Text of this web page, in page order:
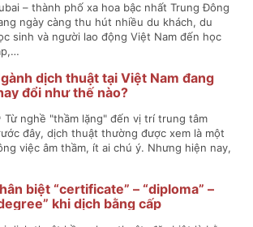
– thành phố xa hoa bậc nhất Trung Đông
ngày càng thu hút nhiều du khách, du
sinh và người lao động Việt Nam đến học
dịch thuật tại Việt Nam đang
đổi như thế nào?
Từ nghề "thầm lặng" đến vị trí trung tâm
đây, dịch thuật thường được xem là một
việc âm thầm, ít ai chú ý. Nhưng hiện nay,
biệt “certificate” – “diploma” –
khi dịch bằng cấp